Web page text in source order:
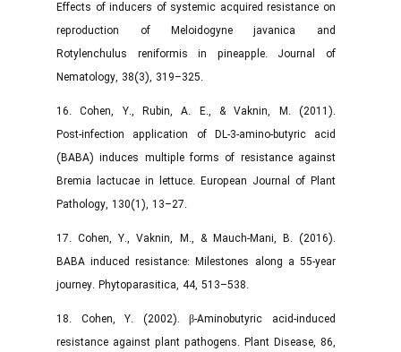
Effects of inducers of systemic acquired resistance on
reproduction of Meloidogyne javanica and
Rotylenchulus reniformis in pineapple. Journal of
Nematology, 38(3), 319–325.
16. Cohen, Y., Rubin, A. E., & Vaknin, M. (2011).
Post‑infection application of DL‑3‑amino‑butyric acid
(BABA) induces multiple forms of resistance against
Bremia lactucae in lettuce. European Journal of Plant
Pathology, 130(1), 13–27.
17. Cohen, Y., Vaknin, M., & Mauch-Mani, B. (2016).
BABA induced resistance: Milestones along a 55‑year
journey. Phytoparasitica, 44, 513–538.
18. Cohen, Y. (2002). β‑Aminobutyric acid‑induced
resistance against plant pathogens. Plant Disease, 86,